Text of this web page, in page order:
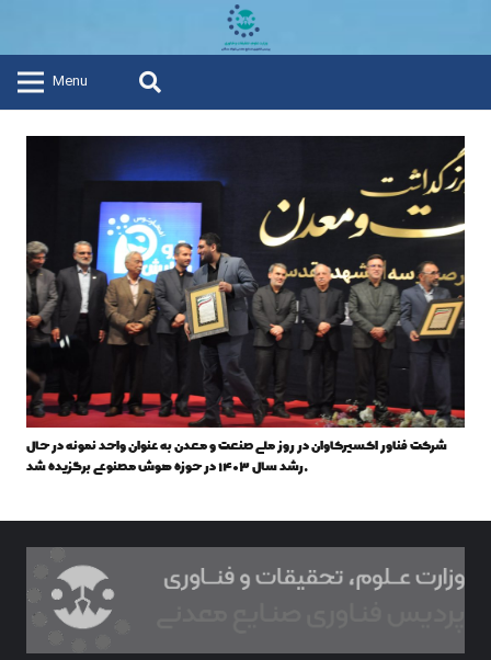
Menu
شرکت فناور اکسیرکاوان در روز ملی صنعت و معدن به عنوان واحد نمونه در حال
رشد سال ۱۴۰۳ در حوزه هوش مصنوعی برگزیده شد.